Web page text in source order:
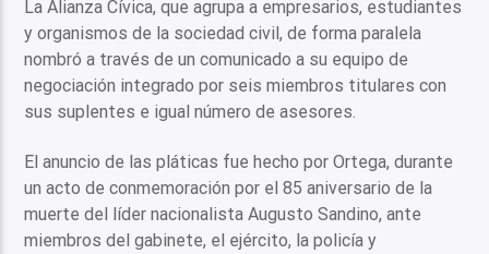
La Alianza Cívica, que agrupa a empresarios, estudiantes
y organismos de la sociedad civil, de forma paralela
nombró a través de un comunicado a su equipo de
negociación integrado por seis miembros titulares con
sus suplentes e igual número de asesores.
El anuncio de las pláticas fue hecho por Ortega, durante
un acto de conmemoración por el 85 aniversario de la
muerte del líder nacionalista Augusto Sandino, ante
miembros del gabinete, el ejército, la policía y